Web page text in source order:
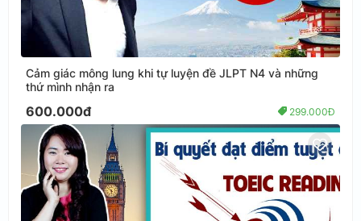
Cảm giác mông lung khi tự luyện đề JLPT N4 và những
thứ mình nhận ra
600.000đ 299.000Đ